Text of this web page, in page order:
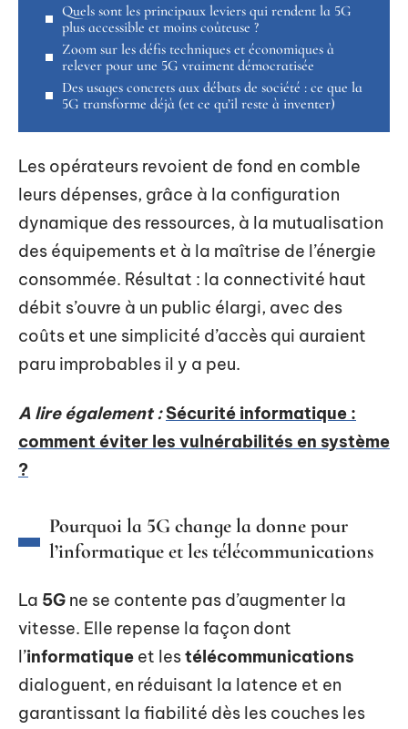
Quels sont les principaux leviers qui rendent la 5G
plus accessible et moins coûteuse ?
Zoom sur les défis techniques et économiques à
relever pour une 5G vraiment démocratisée
Des usages concrets aux débats de société : ce que la
5G transforme déjà (et ce qu’il reste à inventer)
Les opérateurs revoient de fond en comble
leurs dépenses, grâce à la configuration
dynamique des ressources, à la mutualisation
des équipements et à la maîtrise de l’énergie
consommée. Résultat : la connectivité haut
débit s’ouvre à un public élargi, avec des
coûts et une simplicité d’accès qui auraient
paru improbables il y a peu.
A lire également : Sécurité informatique :
comment éviter les vulnérabilités en système
?
Pourquoi la 5G change la donne pour
l’informatique et les télécommunications
La 5G ne se contente pas d’augmenter la
vitesse. Elle repense la façon dont
l’informatique et lestélécommunications
dialoguent, en réduisant la latence et en
garantissant la fiabilité dès les couches les